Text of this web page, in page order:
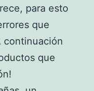
para esto
que
continuación
que